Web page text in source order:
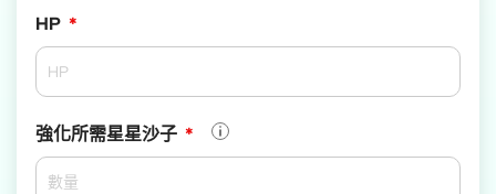
HP *
強化所需星星沙子 *